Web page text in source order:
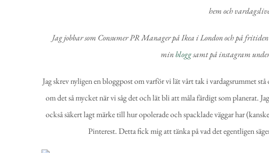
hem och
Jag jobbar som Consumer PR Manager på Ikea i London och på
minbloggsamt på instagram
Jag skrev nyligen en bloggpostom varför vi lät vårt tak i vardagsrummet
om det så mycket när vi såg det och lät bli att måla färdigt som planerat.
också säkert lagt märke till hur opolerade och spacklade väggar har
Pinterest. Detta fick mig att tänka på vad det egentligen